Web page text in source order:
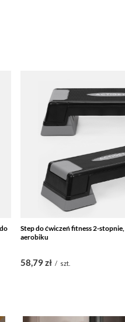
Step do ćwiczeń fitness 2-
aerobiku
58,79 zł / szt.